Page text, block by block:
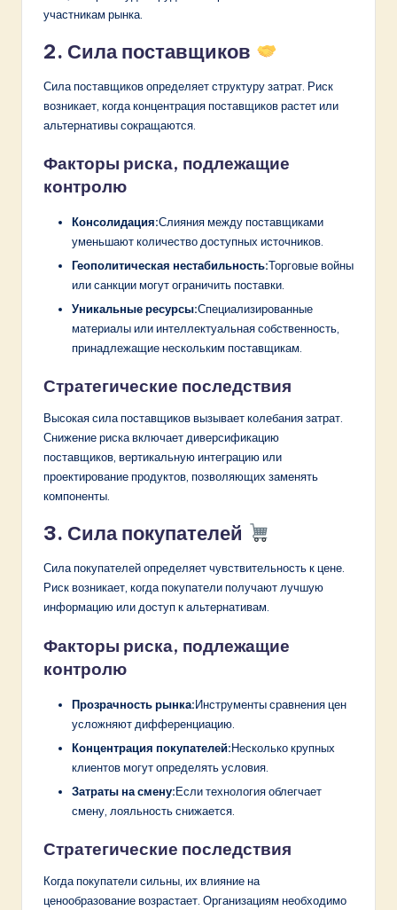
участникам рынка.
2. Сила поставщиков
Сила поставщиков определяет структуру затрат. Риск
возникает, когда концентрация поставщиков растет или
альтернативы сокращаются.
Факторы риска, подлежащие
контролю
Консолидация:Слияния между поставщиками
уменьшают количество доступных источников.
Геополитическая нестабильность:Торговые войны
или санкции могут ограничить поставки.
Уникальные ресурсы:Специализированные
материалы или интеллектуальная собственность,
принадлежащие нескольким поставщикам.
Стратегические последствия
Высокая сила поставщиков вызывает колебания затрат.
Снижение риска включает диверсификацию
поставщиков, вертикальную интеграцию или
проектирование продуктов, позволяющих заменять
компоненты.
3. Сила покупателей
Сила покупателей определяет чувствительность к цене.
Риск возникает, когда покупатели получают лучшую
информацию или доступ к альтернативам.
Факторы риска, подлежащие
контролю
Прозрачность рынка:Инструменты сравнения цен
усложняют дифференциацию.
Концентрация покупателей:Несколько крупных
клиентов могут определять условия.
Затраты на смену:Если технология облегчает
смену, лояльность снижается.
Стратегические последствия
Когда покупатели сильны, их влияние на
ценообразование возрастает. Организациям необходимо